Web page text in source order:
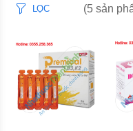
LỌC (5 sản